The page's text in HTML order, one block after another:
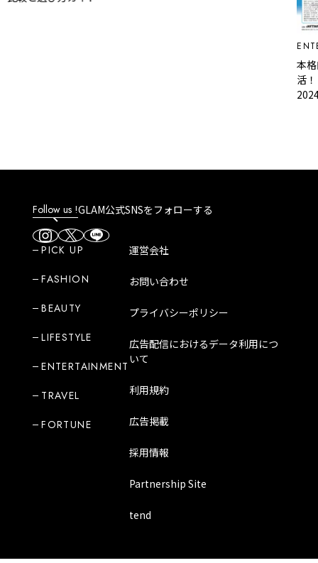
本
活
Follow us !GLAM公式SNSをフォローする
PICK UP
FASHION
BEAUTY
LIFESTYLE
ENTERTAINMENT
TRAVEL
FORTUNE
運営会社
お問い合わせ
プライバシーポリシー
広告配信におけるデータ利用につ
いて
利用規約
広告掲載
採用情報
Partnership Site
tend